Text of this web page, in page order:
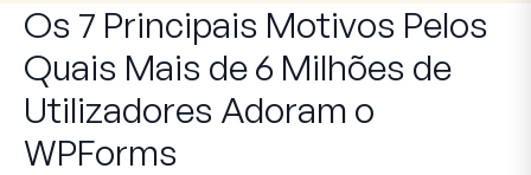
Os 7 Principais Motivos Pelos
Quais Mais de 6 Milhões de
Utilizadores Adoram o
WPForms